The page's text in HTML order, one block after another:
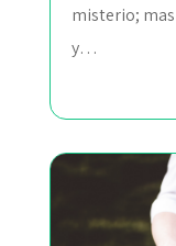
misterio;
y…